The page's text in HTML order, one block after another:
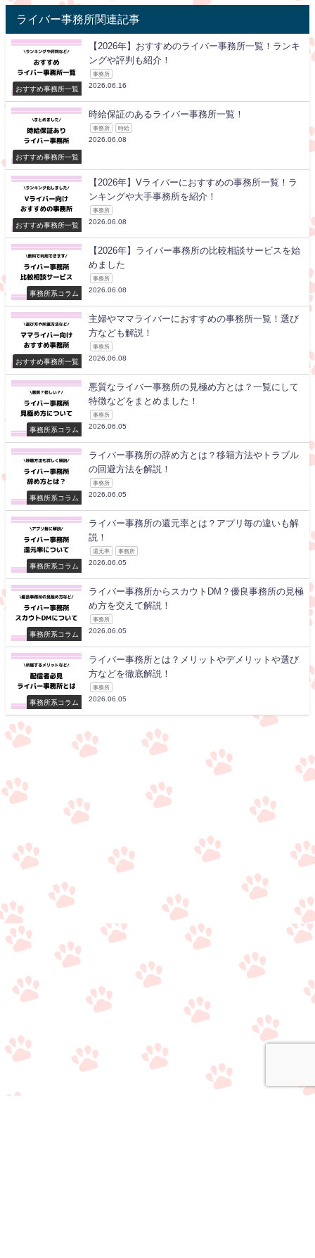
ライバー事務所関連記事
おすすめ事務所一覧
【2026年】おすすめのライバー事務所一覧！ランキ
ングや評判も紹介！
事務所
2026.06.16
おすすめ事務所一覧
時給保証のあるライバー事務所一覧！
事務所 時給
2026.06.08
おすすめ事務所一覧
【2026年】Vライバーにおすすめの事務所一覧！ラ
ンキングや大手事務所を紹介！
事務所
2026.06.08
事務所系コラム
【2026年】ライバー事務所の比較相談サービスを始
めました
事務所
2026.06.08
おすすめ事務所一覧
主婦やママライバーにおすすめの事務所一覧！選び
方なども解説！
事務所
2026.06.08
事務所系コラム
悪質なライバー事務所の見極め方とは？一覧にして
特徴などをまとめました！
事務所
2026.06.05
事務所系コラム
ライバー事務所の辞め方とは？移籍方法やトラブル
の回避方法を解説！
事務所
2026.06.05
事務所系コラム
ライバー事務所の還元率とは？アプリ毎の違いも解
説！
還元率 事務所
2026.06.05
事務所系コラム
ライバー事務所からスカウトDM？優良事務所の見極
め方を交えて解説！
事務所
2026.06.05
事務所系コラム
ライバー事務所とは？メリットやデメリットや選び
方などを徹底解説！
事務所
2026.06.05